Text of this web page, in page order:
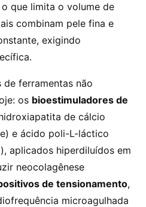
que limita o volume de
combinam pele fina e
exigindo
ferramentas não
os bioestimuladores de
de cálcio
e ácido poli-L-láctico
aplicados hiperdiluídos em
neocolagênese
de tensionamento,
microagulhada